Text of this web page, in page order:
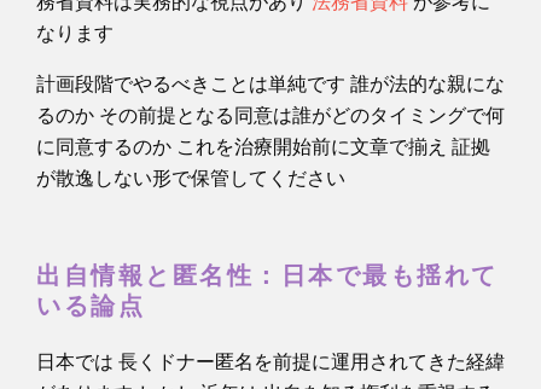
なります
計画段階でやるべきことは単純です 誰が法的な親にな
るのか その前提となる同意は誰がどのタイミングで何
に同意するのか これを治療開始前に文章で揃え 証拠
が散逸しない形で保管してください
出自情報と匿名性：日本で最も揺れて
いる論点
日本では 長くドナー匿名を前提に運用されてきた経緯